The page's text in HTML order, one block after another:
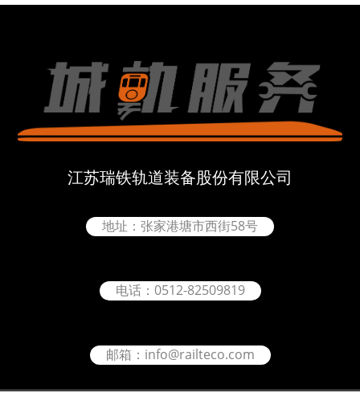
江苏瑞铁轨道装备股份有限公司
地址：张家港塘市西街58号
电话：0512-82509819
邮箱：info@railteco.com